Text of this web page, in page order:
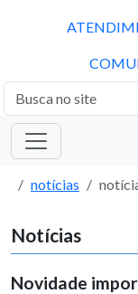
notícias
Notícias
Novidade